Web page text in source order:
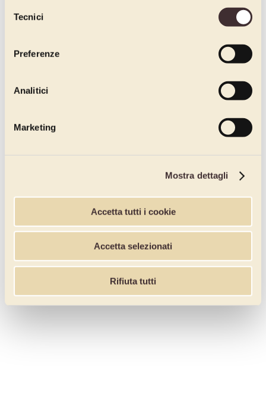
delTecnici
Preferenze
Analitici
Marketing
Mostra dettagli
Accetta tutti i cookie
Accetta selezionati
Rifiuta tutti